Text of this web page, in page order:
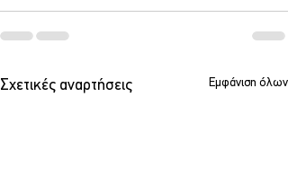
Σχετικές αναρτήσεις Εμφάνιση όλων